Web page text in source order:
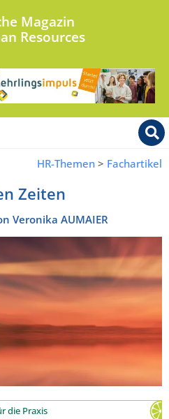
Magazin
Resources
HR-Themen > Fachartikel
Zeiten
Veronika AUMAIER
die Praxis